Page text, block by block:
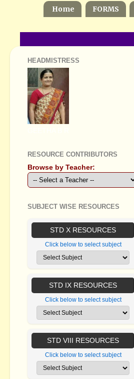
Home FORMS
HEADMISTRESS
RESOURCE CONTRIBUTORS
Browse by Teacher:
SUBJECT WISE RESOURCES
STD X RESOURCES
Click below to select subject
STD IX RESOURCES
Click below to select subject
STD VIII RESOURCES
Click below to select subject